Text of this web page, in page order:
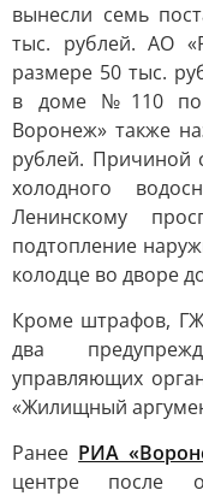
вынесли семь
тыс. рублей. АО
размере 50 тыс.
в доме №110 по
Воронеж» также
рублей. Причиной
холодного
Ленинскому
подтопление
колодце во дворе
Кроме штрафов,
два
управляющих
«Жилищный
Ранее РИА
центре после